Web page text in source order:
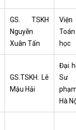
GS. TSKH
Nguyễn
Xuân Tấn
Viện
Toán
học
GS.TSKH. Lê
Mậu Hải
Đại
Sư
Hà